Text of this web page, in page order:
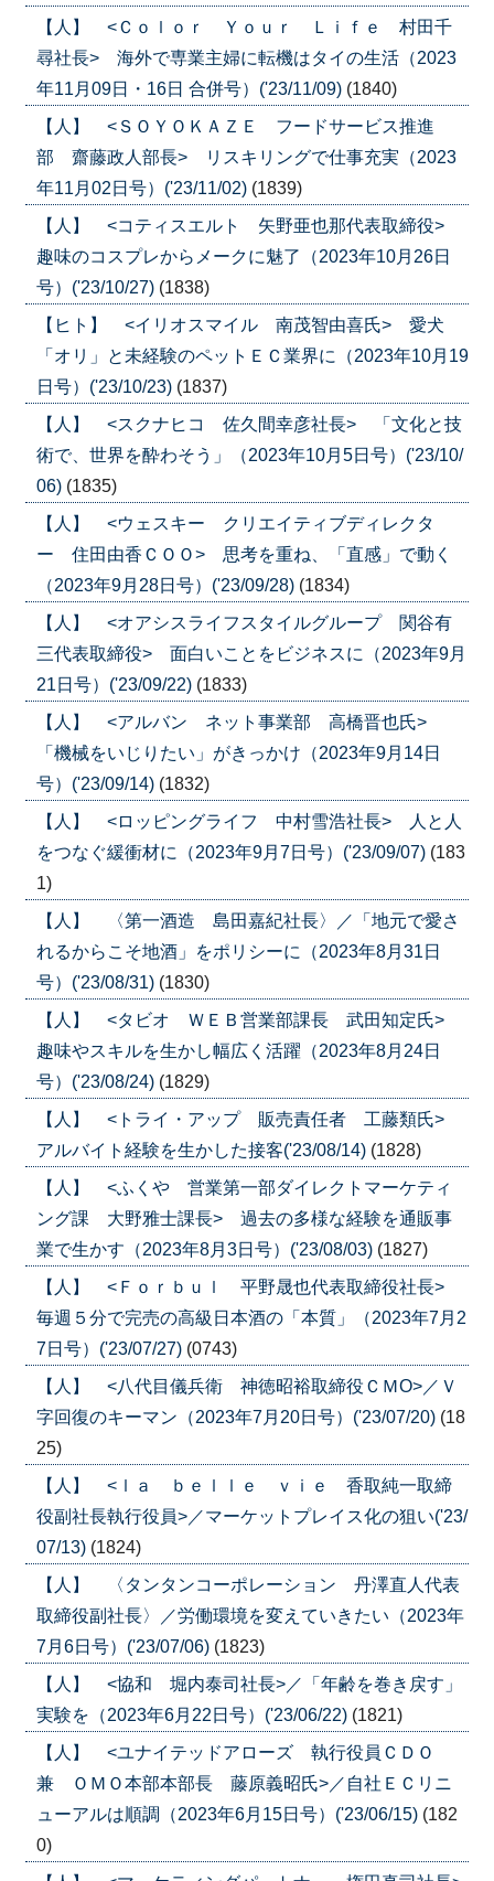
【人】 <Ｃｏｌｏｒ Ｙｏｕｒ Ｌｉｆｅ 村田千
尋社長> 海外で専業主婦に転機はタイの生活（2023
年11月09日・16日 合併号）('23/11/09) (1840)
【人】 <ＳＯＹＯＫＡＺＥ フードサービス推進
部 齋藤政人部長> リスキリングで仕事充実（2023
年11月02日号）('23/11/02) (1839)
【人】 <コティスエルト 矢野亜也那代表取締役>
趣味のコスプレからメークに魅了（2023年10月26日
号）('23/10/27) (1838)
【ヒト】 <イリオスマイル 南茂智由喜氏> 愛犬
「オリ」と未経験のペットＥＣ業界に（2023年10月19
日号）('23/10/23) (1837)
【人】 <スクナヒコ 佐久間幸彦社長> 「文化と技
術で、世界を酔わそう」（2023年10月5日号）('23/10/
06) (1835)
【人】 <ウェスキー クリエイティブディレクタ
ー 住田由香ＣＯＯ> 思考を重ね、「直感」で動く
（2023年9月28日号）('23/09/28) (1834)
【人】 <オアシスライフスタイルグループ 関谷有
三代表取締役> 面白いことをビジネスに（2023年9月
21日号）('23/09/22) (1833)
【人】 <アルバン ネット事業部 高橋晋也氏>
「機械をいじりたい」がきっかけ（2023年9月14日
号）('23/09/14) (1832)
【人】 <ロッピングライフ 中村雪浩社長> 人と人
をつなぐ緩衝材に（2023年9月7日号）('23/09/07) (183
1)
【人】 〈第一酒造 島田嘉紀社長〉／「地元で愛さ
れるからこそ地酒」をポリシーに（2023年8月31日
号）('23/08/31) (1830)
【人】 <タビオ ＷＥＢ営業部課長 武田知定氏>
趣味やスキルを生かし幅広く活躍（2023年8月24日
号）('23/08/24) (1829)
【人】 <トライ・アップ 販売責任者 工藤類氏>
アルバイト経験を生かした接客('23/08/14) (1828)
【人】 <ふくや 営業第一部ダイレクトマーケティ
ング課 大野雅士課長> 過去の多様な経験を通販事
業で生かす（2023年8月3日号）('23/08/03) (1827)
【人】 <Ｆｏｒｂｕｌ 平野晟也代表取締役社長>
毎週５分で完売の高級日本酒の「本質」（2023年7月2
7日号）('23/07/27) (0743)
【人】 <八代目儀兵衛 神徳昭裕取締役ＣＭО>／Ｖ
字回復のキーマン（2023年7月20日号）('23/07/20) (18
25)
【人】 <ｌａ ｂｅｌｌｅ ｖｉｅ 香取純一取締
役副社長執行役員>／マーケットプレイス化の狙い('23/
07/13) (1824)
【人】 〈タンタンコーポレーション 丹澤直人代表
取締役副社長〉／労働環境を変えていきたい（2023年
7月6日号）('23/07/06) (1823)
【人】 <協和 堀内泰司社長>／「年齢を巻き戻す」
実験を（2023年6月22日号）('23/06/22) (1821)
【人】 <ユナイテッドアローズ 執行役員ＣＤＯ
兼 ＯＭＯ本部本部長 藤原義昭氏>／自社ＥＣリニ
ューアルは順調（2023年6月15日号）('23/06/15) (182
0)